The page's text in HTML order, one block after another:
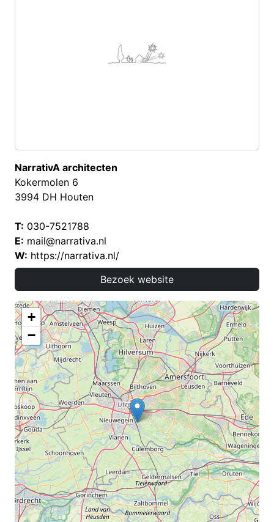
NarrativA architecten
Kokermolen 6
3994 DH Houten
T: 030-7521788
E: mail@narrativa.nl
W: https://narrativa.nl/
Bezoek website
+
−